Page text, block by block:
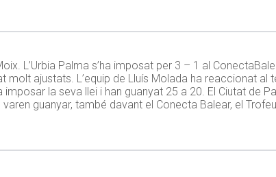
L’Urbia Palma s’ha imposat per 3 – 1 al
molt ajustats. L’equip de Lluís Molada ha reaccionat al
la seva llei i han guanyat 25 a 20. El Ciutat de
guanyar, també davant el Conecta Balear, el